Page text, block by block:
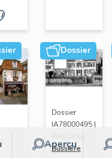
Dossier
Aperçu
Dossier
IA78000495 |
Bussière